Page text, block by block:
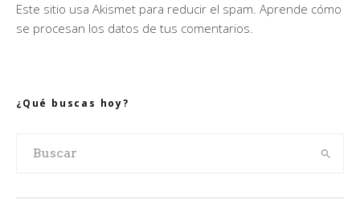
Este sitio usa Akismet para reducir el spam. Aprende cómo
se procesan los datos de tus comentarios.
¿Qué buscas hoy?